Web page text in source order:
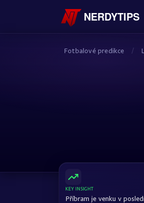
NERDYTIPS
Fotbalové predikce /
KEY INSIGHT
Příbram je venku v